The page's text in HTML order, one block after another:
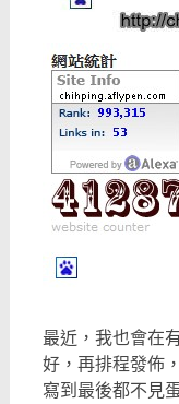
最近，我也會在
好，再排程發佈
寫到最後都不見